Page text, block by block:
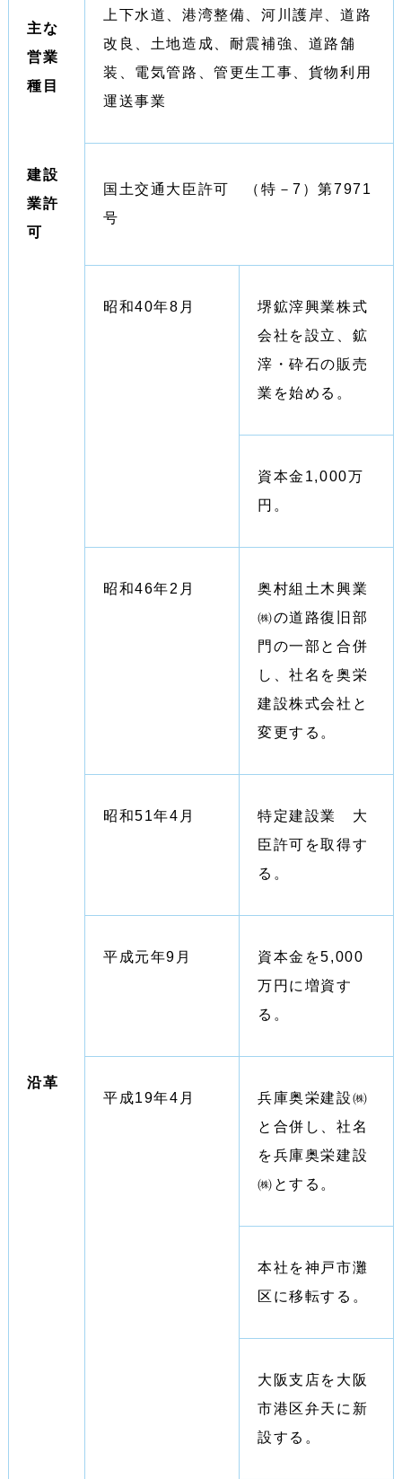
主な
営業
種目
上下水道、港湾整備、河川護岸、道路
改良、土地造成、耐震補強、道路舗
装、電気管路、管更生工事、貨物利用
運送事業
建設
業許
可
国土交通大臣許可 （特－7）第7971
号
沿革
昭和40年8月
堺鉱滓興業株式
会社を設立、鉱
滓・砕石の販売
業を始める。
資本金1,000万
円。
昭和46年2月
奥村組土木興業
㈱の道路復旧部
門の一部と合併
し、社名を奥栄
建設株式会社と
変更する。
昭和51年4月
特定建設業 大
臣許可を取得す
る。
平成元年9月
資本金を5,000
万円に増資す
る。
平成19年4月
兵庫奥栄建設㈱
と合併し、社名
を兵庫奥栄建設
㈱とする。
本社を神戸市灘
区に移転する。
大阪支店を大阪
市港区弁天に新
設する。